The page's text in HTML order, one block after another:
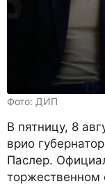
Фото: ДИП
В пятницу, 8
врио
Паслер.